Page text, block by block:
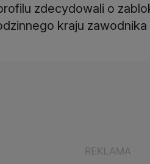
zdecydowali o
kraju